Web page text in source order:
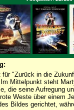
für "Zurück in die
Mittelpunkt steht
die seine Aufregung
Weste über einem
Bildes gerichtet,